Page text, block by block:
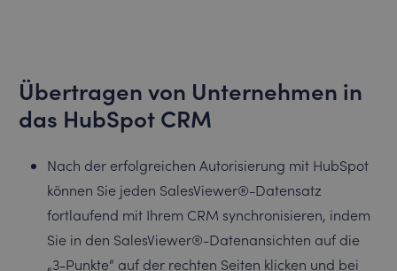
Übertragen von Unternehmen in
das HubSpot CRM
Nach der erfolgreichen Autorisierung mit HubSpot
können Sie jeden SalesViewer®-Datensatz
fortlaufend mit Ihrem CRM synchronisieren, indem
Sie in den SalesViewer®-Datenansichten auf die
„3-Punkte“ auf der rechten Seiten klicken und bei